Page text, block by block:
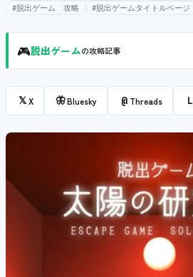
#脱出ゲーム 攻略
#脱出ゲームタイトルページ
🎮脱出ゲームの攻略記事
𝕏X 🦋Bluesky @ Threads L